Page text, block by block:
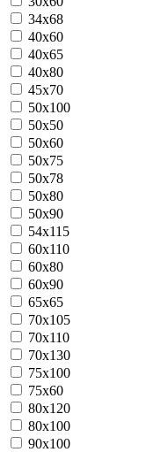
34x68
40x60
40x65
40x80
45x70
50x100
50x50
50x60
50x75
50x78
50x80
50x90
54x115
60x110
60x80
60x90
65x65
70x105
70x110
70x130
75x100
75x60
80x120
80х100
90x100